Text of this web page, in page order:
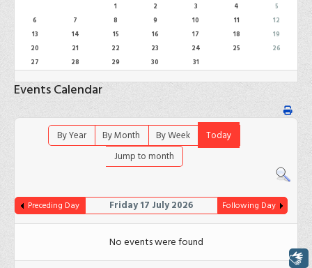
1
2 3 4
5
6
7 8 9 10 11
12
13
14 15 16 17 18
19
20
21 22 23 24 25
26
27
28 29 30 31
Events Calendar
By Year By Month By Week
Today
Jump to month
Preceding Day Friday 17 July 2026 Following Day
No events were found
Libras